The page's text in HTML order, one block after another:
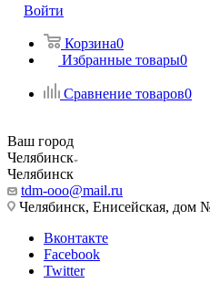
Войти
Корзина0
Избранные товары0
Сравнение товаров0
Ваш город
Челябинск
Челябинск
tdm-ooo@mail.ru
Челябинск, Енисейская, дом
Вконтакте
Facebook
Twitter